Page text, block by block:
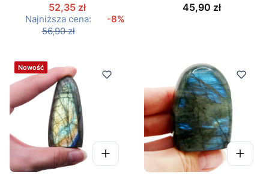
52,35 zł
Najniższa cena:
56,90 zł
-8%
Cena
45,90 zł
Nowość